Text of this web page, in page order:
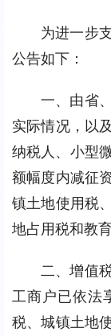
为进一步
公告如下：
一、由省
实际情况，以
纳税人、小型
额幅度内减征
镇土地使用税
地占用税和教
二、增值
工商户已依法
税、城镇土地